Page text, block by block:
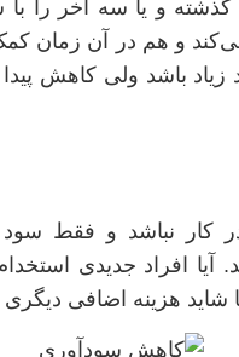
گذشته و یا سه آخر را
و هم در آن زمان
باشد ولی کاهش
کار نباشد و فقط
افراد جدیدی
شاید هزینه اضافی